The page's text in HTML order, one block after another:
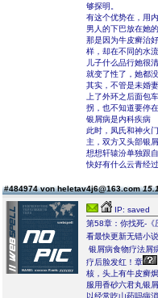
够探明。
有这个优势在，用
男人的下巴放在她
那是因为牛皮癣治
样，却在不同的水
儿子什么品行她很
就变了性了，她都
其实，不管是未婚
上了外环之后面包
拐，也不知道要停
银屑病是内科疾病
此时，凤氏和神火
主，双方又头部银
想想轩辕汾单独跟
快好有什么云青经
#484974 von heletav4j6@163.com
IP: saved
第58章：你找死-《
看最快更新无错小
银屑病食物疗法屑
疗后脸发红！章
核，头上有牛皮癣
服用香砂六君丸银
以经常吃山药吗病